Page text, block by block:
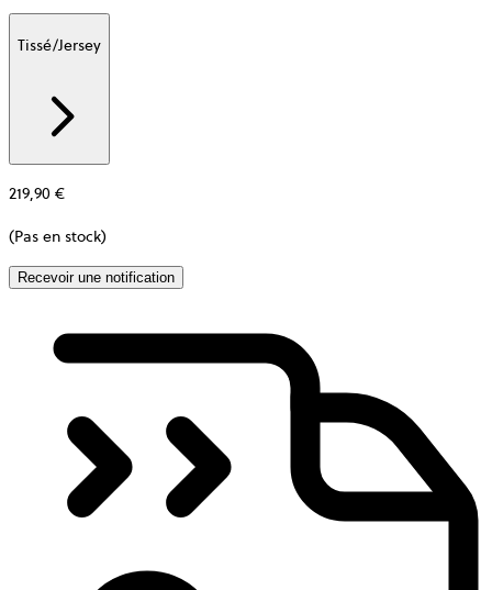
Tissé/Jersey
219,90 €
(Pas en stock)
Recevoir une notification